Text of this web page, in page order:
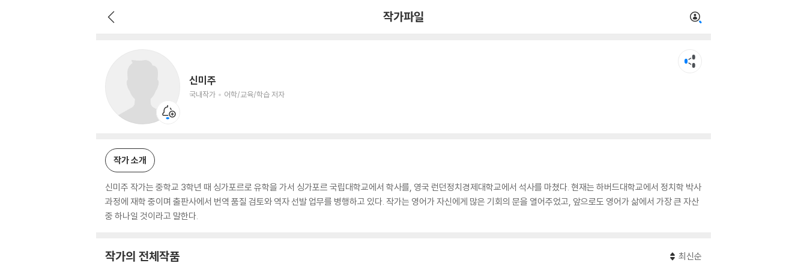
작가파일
신미주
국내작가 어학/교육/학습 저자
작가 소개
신미주 작가는 중학교 3학년 때 싱가포르로 유학을 가서 싱가포르 국립대학교에서 학사를, 영국 런던정치경제대학교에서 석사를 마쳤다. 현재는 하버드대학교에서 정치학 박사
과정에 재학 중이며 출판사에서 번역 품질 검토와 역자 선발 업무를 병행하고 있다. 작가는 영어가 자신에게 많은 기회의 문을 열어주었고, 앞으로도 영어가 삶에서 가장 큰 자산
중 하나일 것이라고 말한다.
작가의 전체작품 최신순